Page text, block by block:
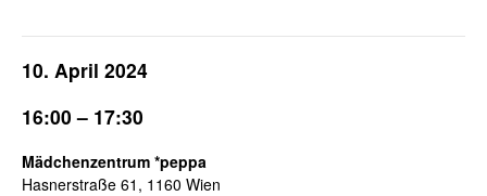
10. April 2024
16:00 – 17:30
Mädchenzentrum *peppa
Hasnerstraße 61, 1160 Wien